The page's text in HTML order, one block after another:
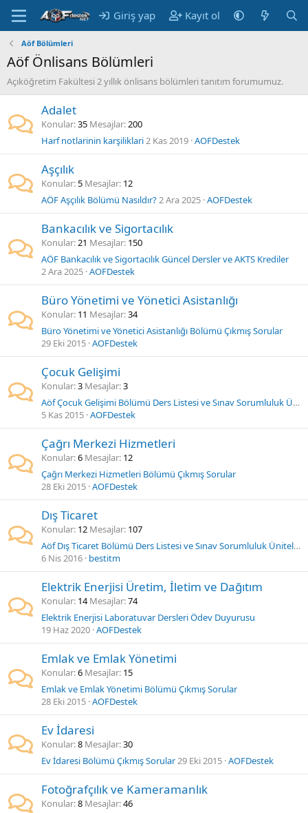
Giriş yap Kayıt ol
Aöf Bölümleri
Aöf Önlisans Bölümleri
Açıköğretim Fakültesi 2 yıllık önlisans bölümleri tanıtım forumumuz.
Adalet
Konular 35 Mesajlar 200
Harf notlarinin karşiliklari2 Kas 2019 AOFDestek
Aşçılık
Konular 5 Mesajlar 12
AÖF Aşçılık Bölümü Nasıldır?2 Ara 2025 AOFDestek
Bankacılık ve Sigortacılık
Konular 21 Mesajlar 150
AÖF Bankacılık ve Sigortacılık Güncel Dersler ve AKTS Krediler
2 Ara 2025 AOFDestek
Büro Yönetimi ve Yönetici Asistanlığı
Konular 11 Mesajlar 34
Büro Yönetimi ve Yönetici Asistanlığı Bölümü Çıkmış Sorular
29 Eki 2015 AOFDestek
Çocuk Gelişimi
Konular 3 Mesajlar 3
Aöf Çocuk Gelişimi Bölümü Ders Listesi ve Sınav Sorumluluk Üniteleri
5 Kas 2015 AOFDestek
Çağrı Merkezi Hizmetleri
Konular 6 Mesajlar 12
Çağrı Merkezi Hizmetleri Bölümü Çıkmış Sorular
28 Eki 2015 AOFDestek
Dış Ticaret
Konular 12 Mesajlar 107
Aöf Dış Ticaret Bölümü Ders Listesi ve Sınav Sorumluluk Üniteleri
6 Nis 2016 bestitm
Elektrik Enerjisi Üretim, İletim ve Dağıtım
Konular 14 Mesajlar 74
Elektrik Enerjisi Laboratuvar Dersleri Ödev Duyurusu
19 Haz 2020 AOFDestek
Emlak ve Emlak Yönetimi
Konular 6 Mesajlar 15
Emlak ve Emlak Yönetimi Bölümü Çıkmış Sorular
28 Eki 2015 AOFDestek
Ev İdaresi
Konular 8 Mesajlar 30
Ev İdaresi Bölümü Çıkmış Sorular29 Eki 2015 AOFDestek
Fotoğrafçılık ve Kameramanlık
Konular 8 Mesajlar 46